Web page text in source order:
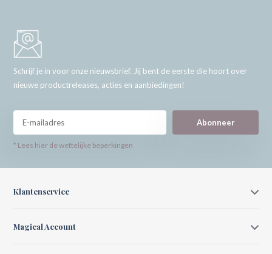
Schrijf je in voor onze nieuwsbrief. Jij bent de eerste die hoort over
nieuwe productreleases, acties en aanbiedingen!
Abonneer
* Lees hier de wettelijke beperkingen
Klantenservice
Magical Account